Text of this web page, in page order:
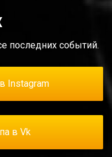
последних событий.
Instagram
в Vk